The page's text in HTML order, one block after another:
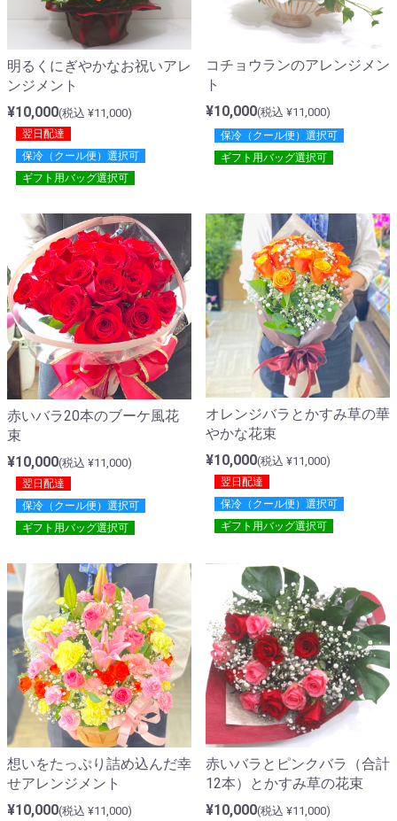
明るくにぎやかなお祝いアレ
ンジメント
¥10,000(税込 ¥11,000)
翌日配達
保冷（クール便）選択可
ギフト用バッグ選択可
コチョウランのアレンジメン
ト
¥10,000(税込 ¥11,000)
保冷（クール便）選択可
ギフト用バッグ選択可
赤いバラ20本のブーケ風花
束
¥10,000(税込 ¥11,000)
翌日配達
保冷（クール便）選択可
ギフト用バッグ選択可
オレンジバラとかすみ草の華
やかな花束
¥10,000(税込 ¥11,000)
翌日配達
保冷（クール便）選択可
ギフト用バッグ選択可
想いをたっぷり詰め込んだ幸
せアレンジメント
¥10,000(税込 ¥11,000)
赤いバラとピンクバラ（合計
12本）とかすみ草の花束
¥10,000(税込 ¥11,000)